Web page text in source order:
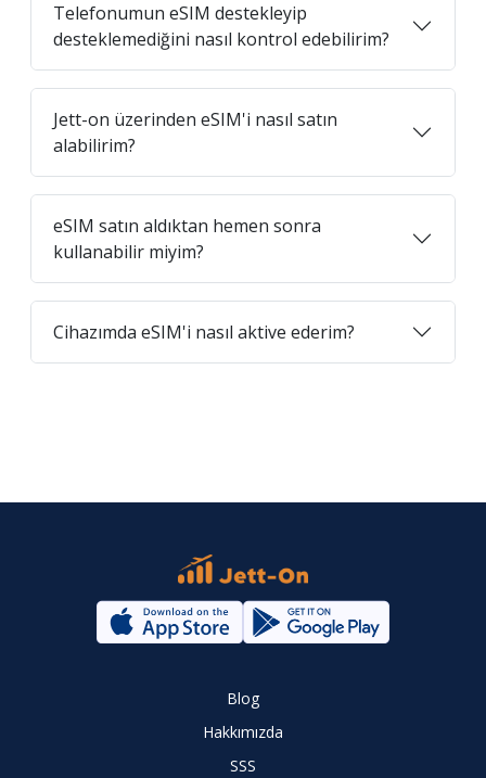
Telefonumun eSIM destekleyip
desteklemediğini nasıl kontrol edebilirim?
Jett-on üzerinden eSIM'i nasıl satın
alabilirim?
eSIM satın aldıktan hemen sonra
kullanabilir miyim?
Cihazımda eSIM'i nasıl aktive ederim?
Blog
Hakkımızda
SSS